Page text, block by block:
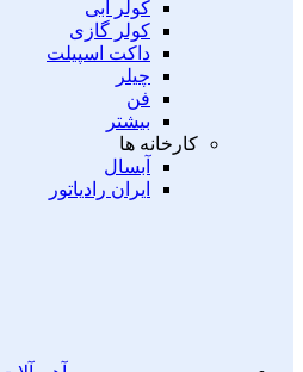
کولر آبی
کولر گازی
داکت اسپیلت
چیلر
فن
بیشتر
کارخانه ها
آبسال
ایران رادیاتور